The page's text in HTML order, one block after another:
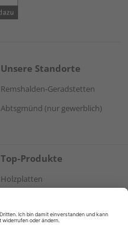
Unsere Standorte
Remshalden-Geradstetten
Abtsgmünd (nur gewerblich)
Top-Produkte
Holzplatten
Terrassendielen